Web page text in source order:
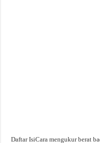
Daftar IsiCara mengukur berat